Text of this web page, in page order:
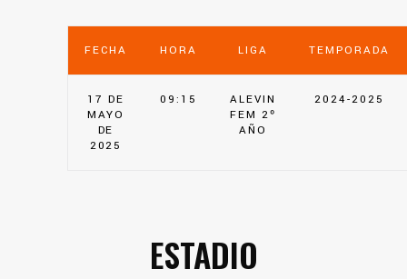
FECHA HORA LIGA TEMPORADA
17 DE
MAYO
DE
2025
09:15
ALEVIN
FEM 2º
AÑO
2024-2025
ESTADIO